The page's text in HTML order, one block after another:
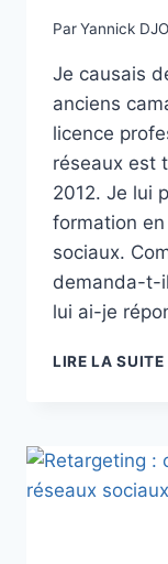
ParYannick
Je causais
anciens
licence
réseaux est
2012. Je lui
formation
sociaux.
demanda-t-
lui ai-je
LIRE LA SUITE